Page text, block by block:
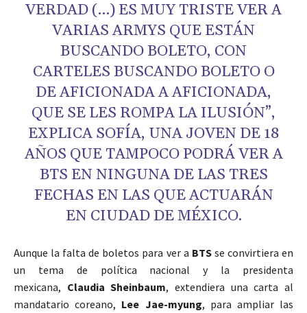
VERDAD (…) ES MUY TRISTE VER A
VARIAS ARMYS QUE ESTÁN
BUSCANDO BOLETO, CON
CARTELES BUSCANDO BOLETO O
DE AFICIONADA A AFICIONADA,
QUE SE LES ROMPA LA ILUSIÓN”,
EXPLICA SOFÍA, UNA JOVEN DE 18
AÑOS QUE TAMPOCO PODRÁ VER A
BTS EN NINGUNA DE LAS TRES
FECHAS EN LAS QUE ACTUARÁN
EN CIUDAD DE MÉXICO.
Aunque la falta de boletos para ver a BTSse convirtiera en
un tema de política nacional y la presidenta
mexicana, Claudia Sheinbaum, extendiera una carta al
mandatario coreano, Lee Jae-myung, para ampliar las